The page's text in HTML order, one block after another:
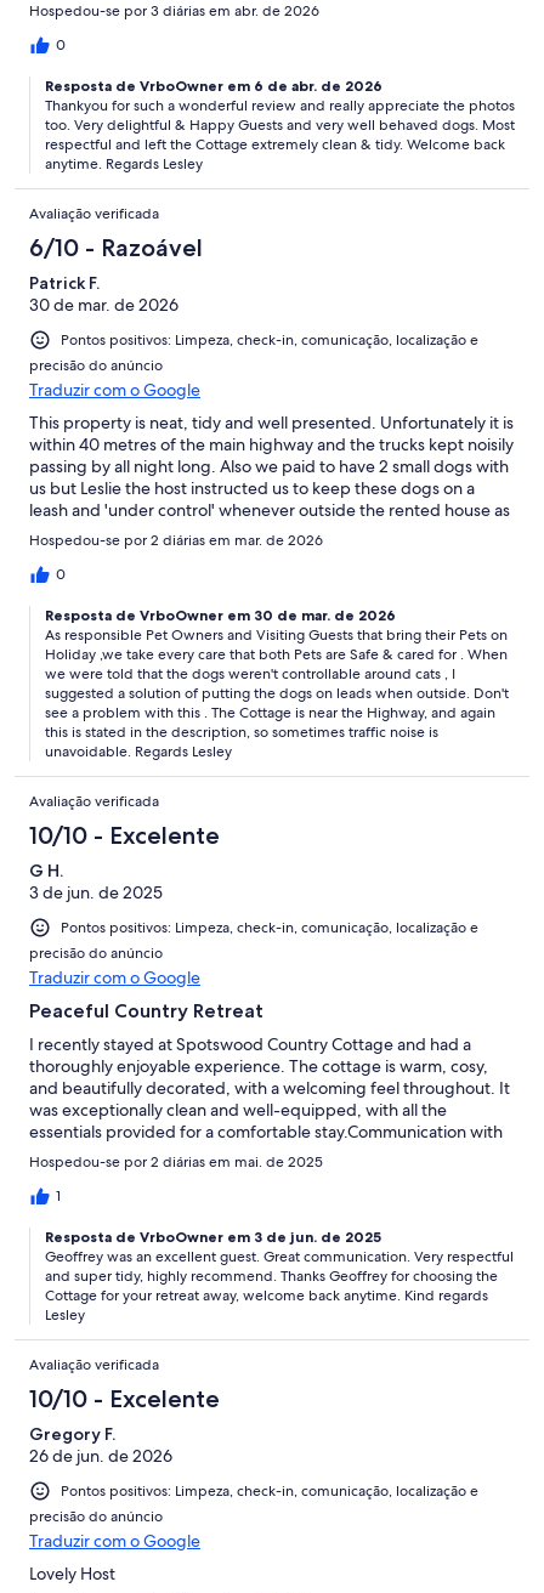
made the stay feel special for all of us.We especially enjoyed
sitting on the lanai, looking out at the curious cows next door—
such a peaceful, rural setting. There’s a charming boutique right
next door, and Lesley was incredibly responsive throughout our
stay. Even though the cottage is near a railway line, the
occasional train added a bit of character rather than being a
disturbance.We highly recommend this spot for a relaxing
weekend getaway.
Hospedou-se por 3 diárias em abr. de 2026
0
Resposta de VrboOwner em 6 de abr. de 2026
Thankyou for such a wonderful review and really appreciate the photos
too. Very delightful & Happy Guests and very well behaved dogs. Most
respectful and left the Cottage extremely clean & tidy. Welcome back
anytime. Regards Lesley
Avaliação verificada
6/10 - Razoável
Patrick F.
30 de mar. de 2026
Pontos positivos: Limpeza, check-in, comunicação, localização e
precisão do anúncio
Traduzir com o Google
This property is neat, tidy and well presented. Unfortunately it is
within 40 metres of the main highway and the trucks kept noisily
passing by all night long. Also we paid to have 2 small dogs with
us but Leslie the host instructed us to keep these dogs on a
leash and 'under control' whenever outside the rented house as
her own 3 cats were 'outside cats that don't like dogs' and they
liked to roam the property. I had initially asked if she keep her
cats on her property. She reiterated that I was to leash the dogs
Hospedou-se por 2 diárias em mar. de 2026
0
Resposta de VrboOwner em 30 de mar. de 2026
As responsible Pet Owners and Visiting Guests that bring their Pets on
Holiday ,we take every care that both Pets are Safe & cared for . When
we were told that the dogs weren't controllable around cats , I
suggested a solution of putting the dogs on leads when outside. Don't
see a problem with this . The Cottage is near the Highway, and again
this is stated in the description, so sometimes traffic noise is
unavoidable. Regards Lesley
Avaliação verificada
10/10 - Excelente
G H.
3 de jun. de 2025
Pontos positivos: Limpeza, check-in, comunicação, localização e
precisão do anúncio
Traduzir com o Google
Peaceful Country Retreat
I recently stayed at Spotswood Country Cottage and had a
thoroughly enjoyable experience. The cottage is warm, cosy,
and beautifully decorated, with a welcoming feel throughout. It
was exceptionally clean and well-equipped, with all the
essentials provided for a comfortable stay.Communication with
Lesley, the owner, was excellent from start to finish. She was
friendly, responsive, and made everything easy — from booking
to check-in. It was clear she genuinely cares about her guests’
recommended.
Hospedou-se por 2 diárias em mai. de 2025
1
Resposta de VrboOwner em 3 de jun. de 2025
Geoffrey was an excellent guest. Great communication. Very respectful
and super tidy, highly recommend. Thanks Geoffrey for choosing the
Cottage for your retreat away, welcome back anytime. Kind regards
Lesley
Avaliação verificada
10/10 - Excelente
Gregory F.
26 de jun. de 2026
Pontos positivos: Limpeza, check-in, comunicação, localização e
precisão do anúncio
Traduzir com o Google
Lovely Host